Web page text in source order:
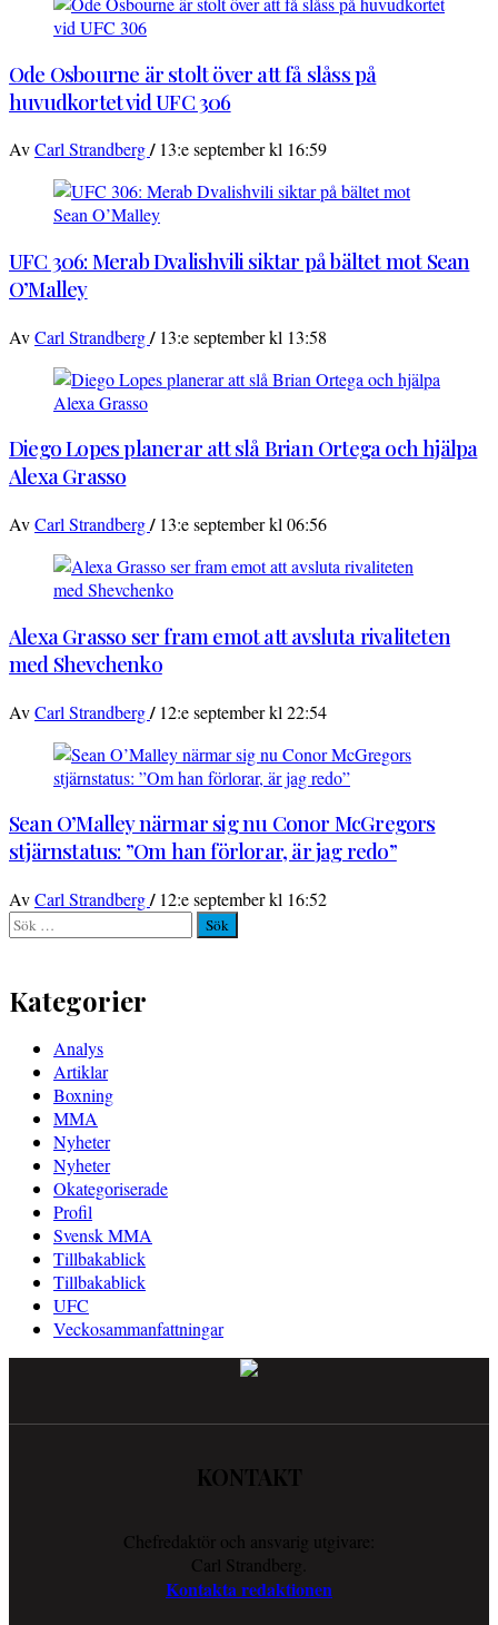
Ode Osbourne är stolt över att få slåss på
huvudkortet vid UFC 306
AvCarl Strandberg/ 13:e september kl 16:59
UFC 306: Merab Dvalishvili siktar på bältet mot Sean
O’Malley
AvCarl Strandberg/ 13:e september kl 13:58
Diego Lopes planerar att slå Brian Ortega och hjälpa
Alexa Grasso
AvCarl Strandberg/ 13:e september kl 06:56
Alexa Grasso ser fram emot att avsluta rivaliteten
med Shevchenko
AvCarl Strandberg/ 12:e september kl 22:54
Sean O’Malley närmar sig nu Conor McGregors
stjärnstatus: ”Om han förlorar, är jag redo”
AvCarl Strandberg/ 12:e september kl 16:52
Sök
efter:
Kategorier
Analys
Artiklar
Boxning
MMA
Nyheter
Nyheter
Okategoriserade
Profil
Svensk MMA
Tillbakablick
Tillbakablick
UFC
Veckosammanfattningar
KONTAKT
Chefredaktör och ansvarig utgivare:
Carl Strandberg.
Kontakta redaktionen